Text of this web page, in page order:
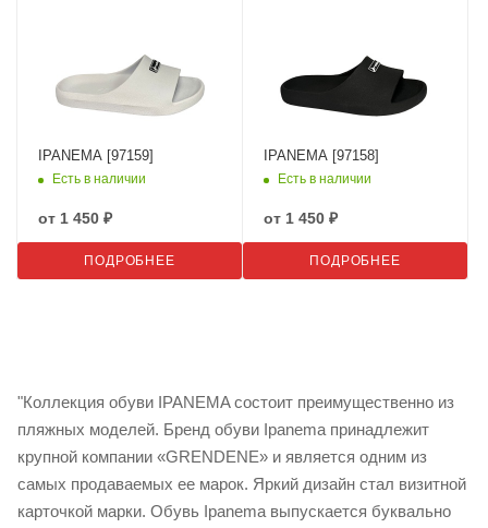
IPANEMA [97159]
Есть в наличии
от 1 450 ₽
ПОДРОБНЕЕ
IPANEMA [97158]
Есть в наличии
от 1 450 ₽
ПОДРОБНЕЕ
"Коллекция обуви IPANEMA состоит преимущественно из
пляжных моделей. Бренд обуви Ipanema принадлежит
крупной компании «GRENDENE» и является одним из
самых продаваемых ее марок. Яркий дизайн стал визитной
карточкой марки. Обувь Ipanema выпускается буквально